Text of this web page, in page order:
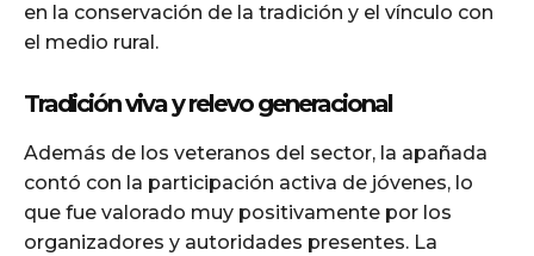
en la conservación de la tradición y el vínculo con
el medio rural.
Tradición viva y relevo generacional
Además de los veteranos del sector, la apañada
contó con la participación activa de jóvenes, lo
que fue valorado muy positivamente por los
organizadores y autoridades presentes. La